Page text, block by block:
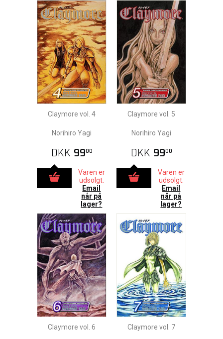
Claymore vol. 4
Norihiro Yagi
DKK 9900
Varen er
udsolgt.
Email
når på
lager?
Claymore vol. 5
Norihiro Yagi
DKK 9900
Varen er
udsolgt.
Email
når på
lager?
Claymore vol. 6 Claymore vol. 7